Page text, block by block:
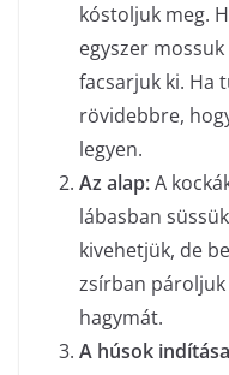
kóstoljuk meg.
egyszer
facsarjuk ki. Ha
rövidebbre,
legyen.
Az alap:A
lábasban
kivehetjük, de
zsírban
hagymát.
A húsok